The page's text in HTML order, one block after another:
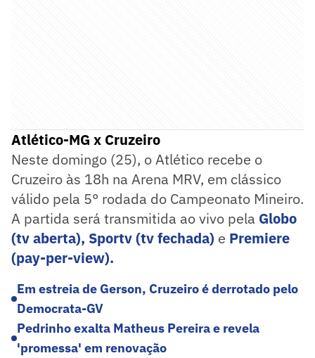
Atlético-MG x Cruzeiro
Neste domingo (25), o Atlético recebe o
Cruzeiro às 18h na Arena MRV, em clássico
válido pela 5° rodada do Campeonato Mineiro.
A partida será transmitida ao vivo pela Globo
(tv aberta), Sportv (tv fechada) e Premiere
(pay-per-view).
Em estreia de Gerson, Cruzeiro é derrotado pelo
Democrata-GV
Pedrinho exalta Matheus Pereira e revela
'promessa' em renovação